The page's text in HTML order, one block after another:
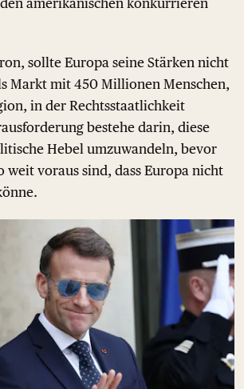
sollte Europa seine Stärken nicht
Markt mit 450 Millionen Menschen,
in der Rechtsstaatlichkeit
bestehe darin, diese
Hebel umzuwandeln, bevor
weit voraus sind, dass Europa nicht